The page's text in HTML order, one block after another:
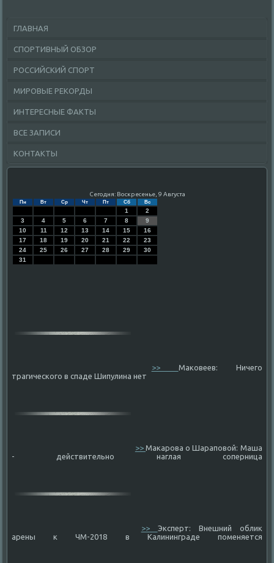
ГЛАВНАЯ
СПОРТИВНЫЙ ОБЗОР
РОССИЙСКИЙ СПОРТ
МИРОВЫЕ РЕКОРДЫ
ИНТЕРЕСНЫЕ ФАКТЫ
ВСЕ ЗАПИСИ
КОНТАКТЫ
Сегодня: Воскресенье, 9 Августа
Пн Вт Ср Чт Пт Сб Вс
1
2
3
4 5 6 7 8
9
10
11 12 13 14 15
16
17
18 19 20 21 22
23
24
25 26 27 28 29
30
31
>> Маковеев: Ничего
трагического в спаде Шипулина нет
>> Макарова о Шараповой: Маша
- действительно наглая соперница
>> Эксперт: Внешний облик
арены к ЧМ-2018 в Калининграде поменяется